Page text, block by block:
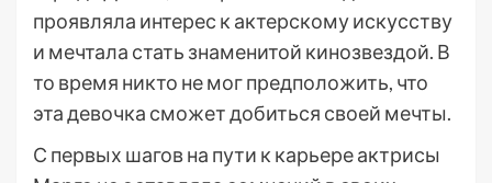
проявляла интерес к актерскому искусству
и мечтала стать знаменитой кинозвездой. В
то время никто не мог предположить, что
эта девочка сможет добиться своей мечты.
С первых шагов на пути к карьере актрисы